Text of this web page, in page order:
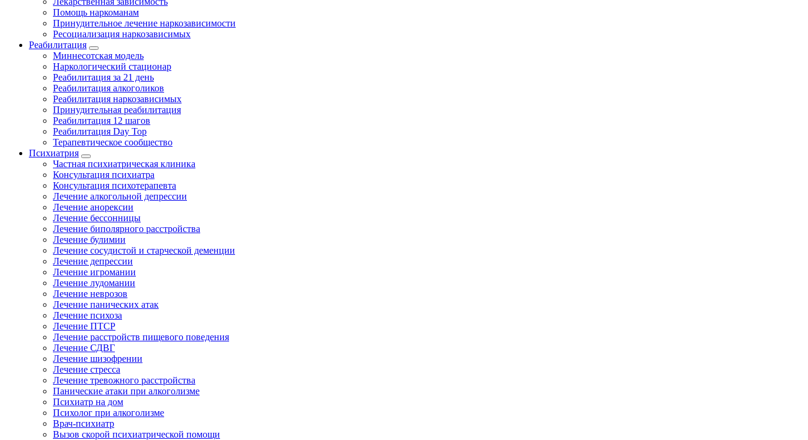
Помощь наркоманам
Принудительное лечение наркозависимости
Ресоциализация наркозависимых
Реабилитация
Миннесотская модель
Наркологический стационар
Реабилитация за 21 день
Реабилитация алкоголиков
Реабилитация наркозависимых
Принудительная реабилитация
Реабилитация 12 шагов
Реабилитация Day Top
Терапевтическое сообщество
Психиатрия
Частная психиатрическая клиника
Консультация психиатра
Консультация психотерапевта
Лечение алкогольной депрессии
Лечение анорексии
Лечение бессонницы
Лечение биполярного расстройства
Лечение булимии
Лечение сосудистой и старческой деменции
Лечение депрессии
Лечение игромании
Лечение лудомании
Лечение неврозов
Лечение панических атак
Лечение психоза
Лечение ПТСР
Лечение расстройств пищевого поведения
Лечение СДВГ
Лечение шизофрении
Лечение стресса
Лечение тревожного расстройства
Панические атаки при алкоголизме
Психиатр на дом
Психолог при алкоголизме
Врач-психиатр
Вызов скорой психиатрической помощи